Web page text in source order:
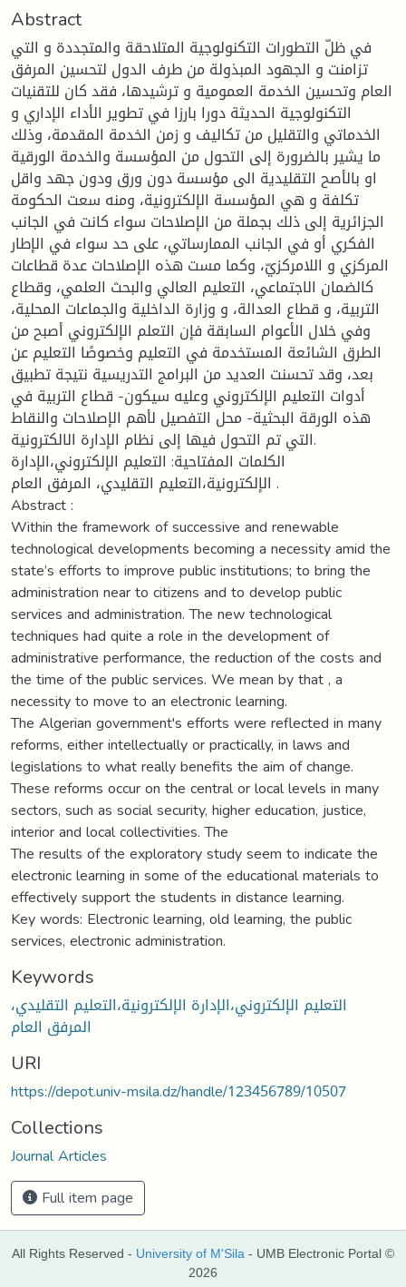
Abstract
في ظلّ التطورات التكنولوجية المتلاحقة والمتجددة و التي
تزامنت و الجهود المبذولة من طرف الدول لتحسين المرفق
العام وتحسين الخدمة العمومية و ترشيدها، فقد كان للتقنيات
التكنولوجية الحديثة دورا بارزا في تطوير الأداء الإداري و
الخدماتي والتقليل من تكاليف و زمن الخدمة المقدمة، وذلك
ما يشير بالضرورة إلى التحول من المؤسسة والخدمة الورقية
او بالأصح التقليدية الى مؤسسة دون ورق ودون جهد واقل
تكلفة و هي المؤسسة الإلكترونية، ومنه سعت الحكومة
الجزائرية إلى ذلك بجملة من الإصلاحات سواء كانت في الجانب
الفكري أو في الجانب الممارساتي، على حد سواء في الإطار
المركزي و اللامركزيّ، وكما مست هذه الإصلاحات عدة قطاعات
كالضمان الاجتماعي، التعليم العالي والبحث العلمي، وقطاع
التربية، و قطاع العدالة، و وزارة الداخلية والجماعات المحلية،
وفي خلال الأعوام السابقة فإن التعلم الإلكتروني أصبح من
الطرق الشائعة المستخدمة في التعليم وخصوصًا التعليم عن
بعد، وقد تحسنت العديد من البرامج التدريسية نتيجة تطبيق
أدوات التعليم الإلكتروني وعليه سيكون- قطاع التربية في
هذه الورقة البحثية- محل التفصيل لأهم الإصلاحات والنقاط
التي تم التحول فيها إلى نظام الإدارة الالكترونية.
الكلمات المفتاحية: التعليم الإلكتروني،الإدارة
الإلكترونية،التعليم التقليدي، المرفق العام .
Abstract :
Within the framework of successive and renewable
technological developments becoming a necessity amid the
state’s efforts to improve public institutions; to bring the
administration near to citizens and to develop public
services and administration. The new technological
techniques had quite a role in the development of
administrative performance, the reduction of the costs and
the time of the public services. We mean by that , a
necessity to move to an electronic learning.
The Algerian government's efforts were reflected in many
reforms, either intellectually or practically, in laws and
legislations to what really benefits the aim of change.
These reforms occur on the central or local levels in many
sectors, such as social security, higher education, justice,
interior and local collectivities. The
The results of the exploratory study seem to indicate the
electronic learning in some of the educational materials to
effectively support the students in distance learning.
Key words: Electronic learning, old learning, the public
services, electronic administration.
Keywords
التعليم الإلكتروني،الإدارة الإلكترونية،التعليم التقليدي،
المرفق العام
URI
https://depot.univ-msila.dz/handle/123456789/10507
Collections
Journal Articles
Full item page
All Rights Reserved - University of M'Sila - UMB Electronic Portal ©
2026